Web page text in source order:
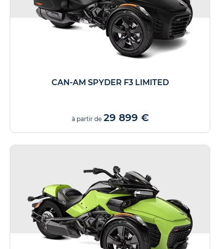
CAN-AM SPYDER F3 LIMITED
à partir de 29 899 €